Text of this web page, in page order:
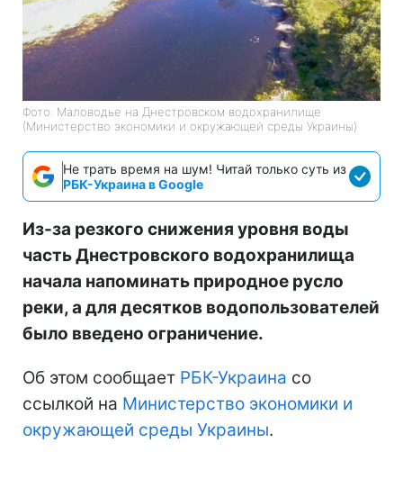
Фото: Маловодье на Днестровском водохранилище
(Министерство экономики и окружающей среды Украины)
Не трать время на шум! Читай только суть из
РБК-Украина в Google
Из-за резкого снижения уровня воды
часть Днестровского водохранилища
начала напоминать природное русло
реки, а для десятков водопользователей
было введено ограничение.
Об этом сообщает РБК-Украина со
ссылкой на Министерство экономики и
окружающей среды Украины.